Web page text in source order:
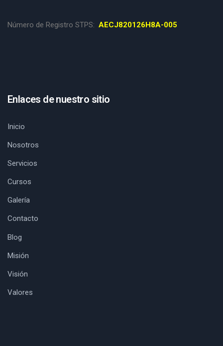
Número de Registro STPS: AECJ820126H8A-005
Enlaces de nuestro sitio
Inicio
Nosotros
Servicios
Cursos
Galería
Contacto
Blog
Misión
Visión
Valores